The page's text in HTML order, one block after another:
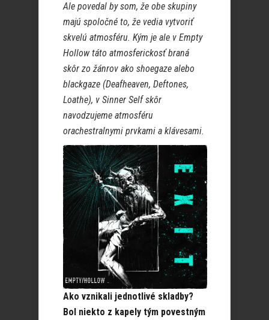
Ale povedal by som, že obe skupiny
majú spoločné to, že vedia vytvoriť
skvelú atmosféru. Kým je ale v Empty
Hollow táto atmosferickosť braná
skôr zo žánrov ako shoegaze alebo
blackgaze (Deafheaven, Deftones,
Loathe), v Sinner Self skôr
navodzujeme atmosféru
orachestralnymi prvkami a klávesami.
Ako vznikali jednotlivé skladby?
Bol niekto z kapely tým povestným